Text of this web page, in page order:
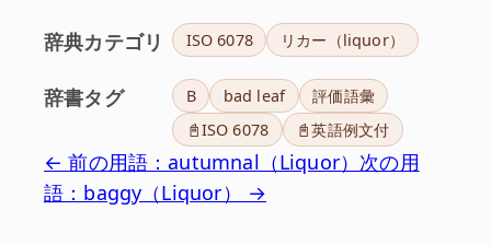
辞典カテゴリ ISO 6078 リカー（liquor）
辞書タグ B bad leaf
評価語彙
📓ISO 6078
📓英語例文付
← 前の用語：autumnal（Liquor） 次の用
語：baggy（Liquor） →